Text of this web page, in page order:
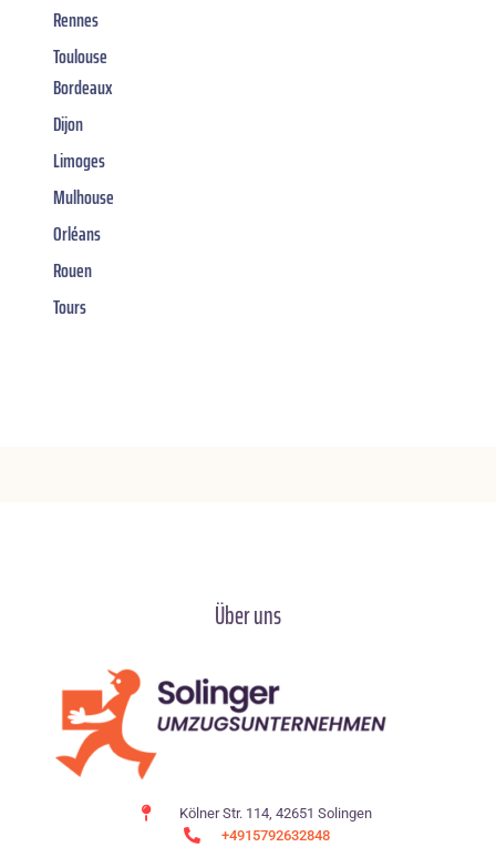
Rennes
Toulouse
Bordeaux
Dijon
Limoges
Mulhouse
Orléans
Rouen
Tours
Über uns
Kölner Str. 114, 42651 Solingen
+4915792632848